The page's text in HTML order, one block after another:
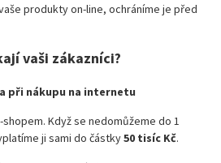
produkty on-line, ochráníme je před
vaši zákazníci?
při nákupu na internetu
Když se nedomůžeme do 1
ji sami do částky50 tisíc Kč.